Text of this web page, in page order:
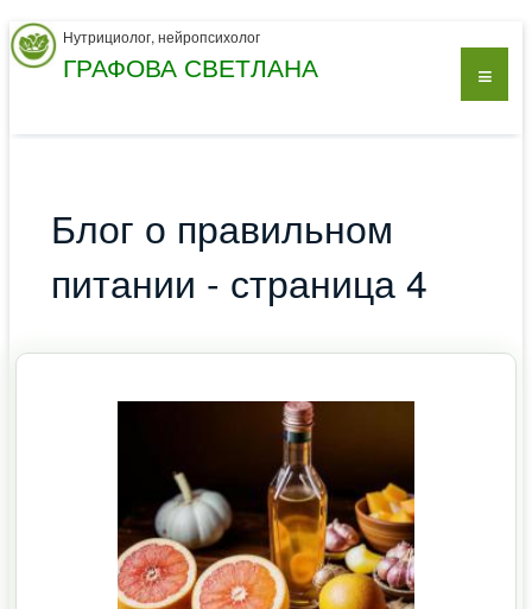
Нутрициолог, нейропсихолог
ГРАФОВА СВЕТЛАНА
Блог о правильном
питании - страница 4